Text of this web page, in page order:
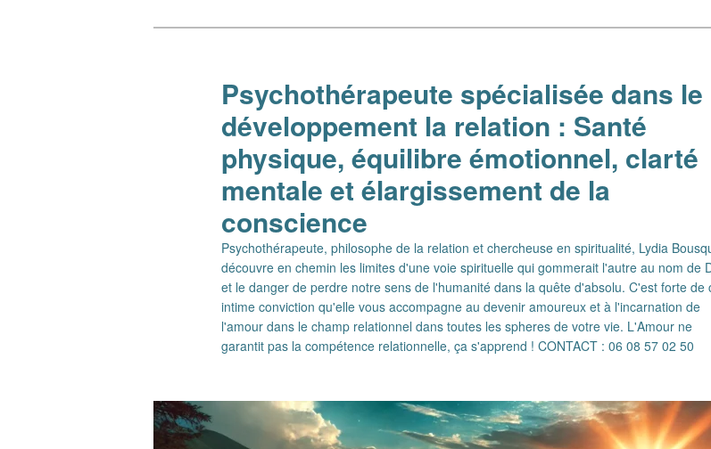
Psychothérapeute spécialisée dans le
développement la relation : Santé
physique, équilibre émotionnel, clarté
mentale et élargissement de la
conscience
Psychothérapeute, philosophe de la relation et chercheuse en spiritualité, Lydia
découvre en chemin les limites d'une voie spirituelle qui gommerait l'autre au nom de
et le danger de perdre notre sens de l'humanité dans la quête d'absolu. C'est forte de
intime conviction qu'elle vous accompagne au devenir amoureux et à l'incarnation de
l'amour dans le champ relationnel dans toutes les spheres de votre vie. L'Amour ne
garantit pas la compétence relationnelle, ça s'apprend ! CONTACT : 06 08 57 02 50